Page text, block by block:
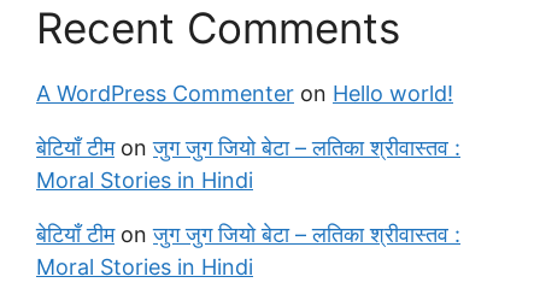
Recent Comments
A WordPress Commenter on Hello world!
बेटियाँ टीमonजुग जुग जियो बेटा – लतिका श्रीवास्तव :
Moral Stories in Hindi
बेटियाँ टीमonजुग जुग जियो बेटा – लतिका श्रीवास्तव :
Moral Stories in Hindi